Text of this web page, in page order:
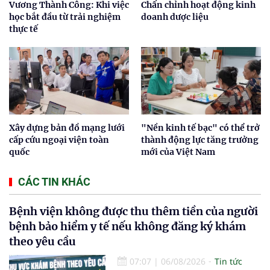
Vương Thành Công: Khi việc
học bắt đầu từ trải nghiệm
thực tế
Chấn chỉnh hoạt động kinh
doanh dược liệu
Xây dựng bản đồ mạng lưới
cấp cứu ngoại viện toàn
quốc
"Nền kinh tế bạc" có thể trở
thành động lực tăng trưởng
mới của Việt Nam
CÁC TIN KHÁC
Bệnh viện không được thu thêm tiền của người
bệnh bảo hiểm y tế nếu không đăng ký khám
theo yêu cầu
07:07 | 06/08/2026
Tin tức